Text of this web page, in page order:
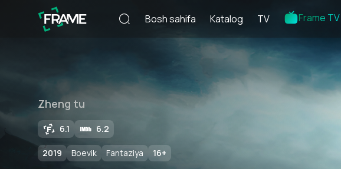
Bosh sahifa Katalog TV Frame
Zheng tu
6.1 6.2
2019 Boevik Fantaziya 16+